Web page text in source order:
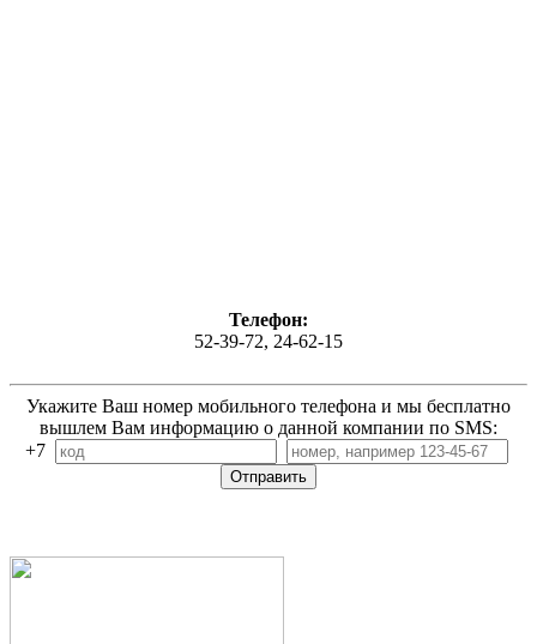
Телефон:
52-39-72, 24-62-15
Укажите Ваш номер мобильного телефона и мы бесплатно
вышлем Вам информацию о данной компании по SMS:
+7